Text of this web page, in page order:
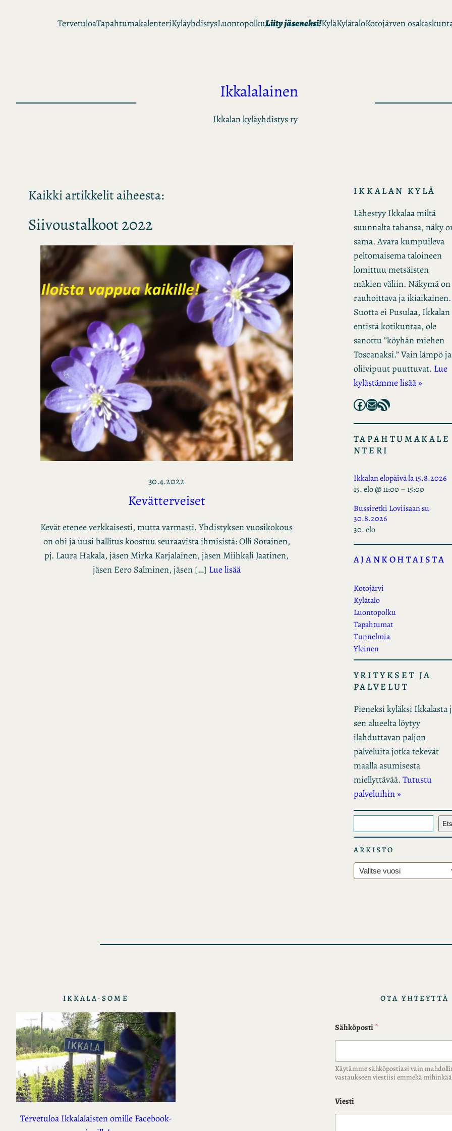
TervetuloaTapahtumakalenteriKyläyhdistysLuontopolkuLiity jäseneksi!KyläKylätaloKotojärven
Ikkalalainen
Ikkalan kyläyhdistys ry
Kaikki artikkelit aiheesta:
Siivoustalkoot 2022
30.4.2022
Kevätterveiset
Kevät etenee verkkaisesti, mutta varmasti. Yhdistyksen vuosikokous
on ohi ja uusi hallitus koostuu seuraavista ihmisistä: Olli Sorainen,
pj. Laura Hakala, jäsen Mirka Karjalainen, jäsen Miihkali Jaatinen,
jäsen Eero Salminen, jäsen […] Lue lisää
IKKALAN KYLÄ
Lähestyy Ikkalaa miltä
suunnalta tahansa, näky
sama. Avara kumpuileva
peltomaisema taloineen
lomittuu metsäisten
mäkien väliin. Näkymä on
rauhoittava ja ikiaikainen.
Suotta ei Pusulaa, Ikkalan
entistä kotikuntaa, ole
sanottu ”köyhän miehen
Toscanaksi.” Vain lämpö ja
oliivipuut puuttuvat. Lue
kylästämme lisää »
Facebook Mail RSS Feed
TAPAHTUMAKALE
NTERI
Ikkalan elopäivä la 15.8.2026
15. elo @ 11:00 –15:00
Bussiretki Loviisaan su
30.8.2026
30. elo
AJANKOHTAISTA
Kotojärvi
Kylätalo
Luontopolku
Tapahtumat
Tunnelmia
Yleinen
YRITYKSET JA
PALVELUT
Pieneksi kyläksi Ikkalasta
sen alueelta löytyy
ilahduttavan paljon
palveluita jotka tekevät
maalla asumisesta
miellyttävää. Tutustu
palveluihin »
t
s
i
ARKISTO
r
IKKALA-SOME
Tervetuloa Ikkalalaisten omille Facebook-
OTA YHTEYTTÄ
Sähköposti*
Käytämme sähköpostiasi vain
vastaukseen viestiisi emmekä
Viesti